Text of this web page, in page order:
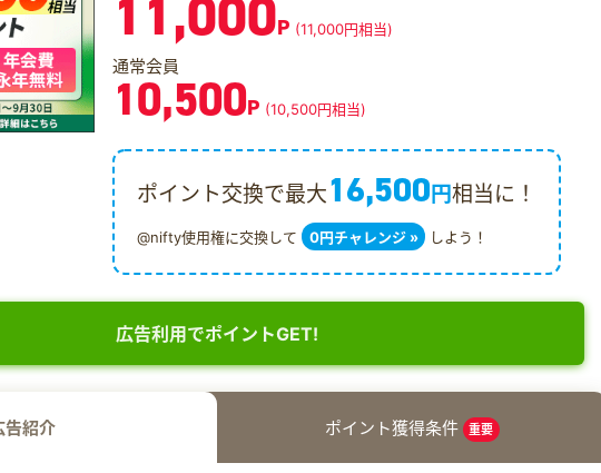
11,000P (11,000円相当)
通常会員
10,500P (10,500円相当)
ポイント交換で最大16,500円相当に！
@nifty使用権に交換して 0円チャレンジ » しよう！
広告利用でポイントGET!
告紹介 ポイント獲得条件 重要